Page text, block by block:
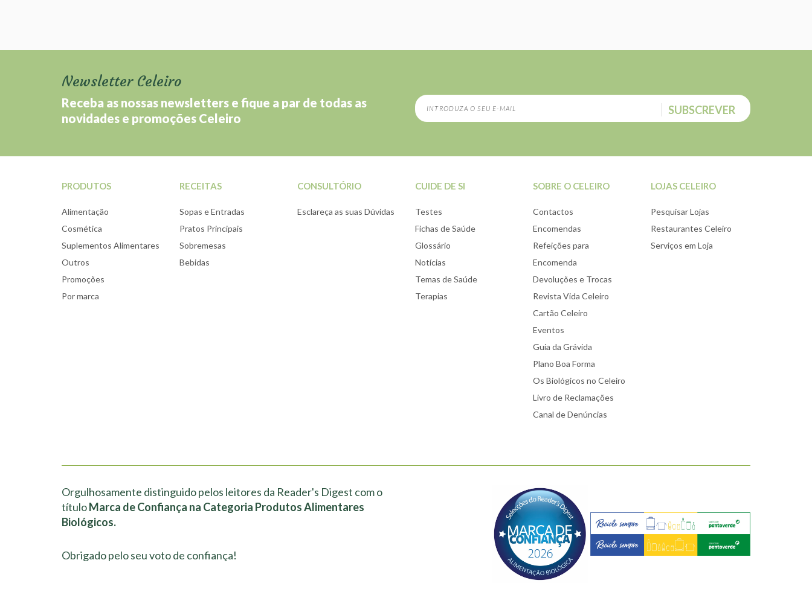
Newsletter Celeiro
Receba as nossas newsletters e fique a par de todas as
novidades e promoções Celeiro
SUBSCREVER
PRODUTOS
Alimentação
Cosmética
Suplementos Alimentares
Outros
Promoções
Por marca
RECEITAS
Sopas e Entradas
Pratos Principais
Sobremesas
Bebidas
CONSULTÓRIO
Esclareça as suas Dúvidas
CUIDE DE SI
Testes
Fichas de Saúde
Glossário
Notícias
Temas de Saúde
Terapias
SOBRE O CELEIRO
Contactos
Encomendas
Refeições para
Encomenda
Devoluções e Trocas
Revista Vida Celeiro
Cartão Celeiro
Eventos
Guia da Grávida
Plano Boa Forma
Os Biológicos no Celeiro
Livro de Reclamações
Canal de Denúncias
LOJAS CELEIRO
Pesquisar Lojas
Restaurantes Celeiro
Serviços em Loja
Orgulhosamente distinguido pelos leitores da Reader's Digest com o
títuloMarca de Confiança na Categoria Produtos Alimentares
Biológicos.
Obrigado pelo seu voto de confiança!